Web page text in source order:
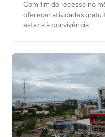
Com fim do recesso no
oferecer atividades
estar e à convivência